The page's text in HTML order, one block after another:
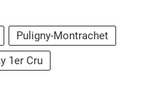
Puligny-Montrachet
1er Cru